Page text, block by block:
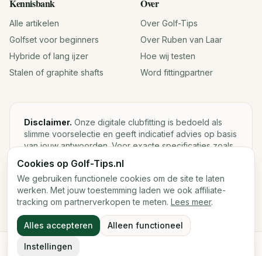
Kennisbank
Alle artikelen
Golfset voor beginners
Hybride of lang ijzer
Stalen of graphite shafts
Over
Over Golf-Tips
Over Ruben van Laar
Hoe wij testen
Word fittingpartner
Disclaimer. Onze digitale clubfitting is bedoeld als
slimme voorselectie en geeft indicatief advies op basis
van jouw antwoorden. Voor exacte specificaties zoals
loft, lie, shaftgewicht en swingweight blijft een fysieke
fitting met launch monitor de beste keuze.
2026Golf-Tips.nl — Het slimste golfadviesplatform van
Nederland.
Cookies op Golf-Tips.nl
We gebruiken functionele cookies om de site te laten
werken. Met jouw toestemming laden we ook affiliate-
tracking om partnerverkopen te meten. Lees meer.
Alles accepteren Alleen functioneel
Instellingen